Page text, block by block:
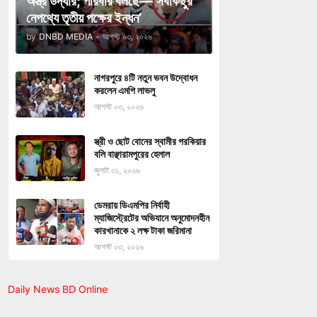
নেপথ্যে তৃতীয় পক্ষের ইন্ধন’
by DNBD MEDIA - আগস্ট ০৩, ২০২৬
নাগরপুরে ৪টি নতুন ভবন উদ্বোধন
করলেন এমপি লাভলু
আগস্ট ০৩, ২০২৬
স্ত্রী ও ছোট বোনের স্বামীর পরকিয়ার
বলি বাঞ্ছারামপুরের হেলাল
জুলাই ৩১, ২০২৬
ডেমরায় ডিএমপির নির্বাহী
ম্যাজিস্ট্রেটের অভিযানে অনুমোদনহীন
কারখানাকে ২ লক্ষ টাকা জরিমানা
আগস্ট ০৩, ২০২৬
Daily News BD Online